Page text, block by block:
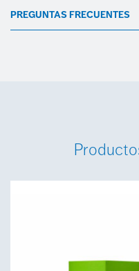
PREGUNTAS FRECUENTES